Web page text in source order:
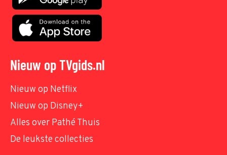
Nieuw op TVgids.nl
Nieuw op Netflix
Nieuw op Disney+
Alles over Pathé Thuis
De leukste collecties